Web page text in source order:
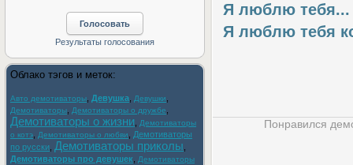
Я люблю тебя...
Я люблю тебя
Понравился
Облако тэгов и меток:
Авто демотиваторы Девушка Девушки
Демотиваторы Демотиваторы о дружбе
Демотиваторы о жизни
Демотиваторы
о котэ
Демотиваторы о любви
Демотиваторы
по русски Демотиваторы приколы
Демотиваторы про девушек
Демотиваторы